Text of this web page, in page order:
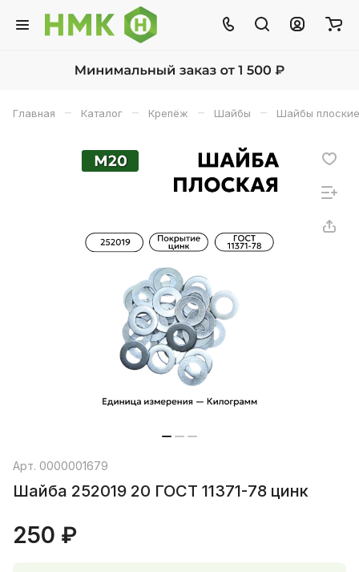
Главная – Каталог – Крепёж – Шайбы – Шайбы
Арт. 0000001679
Шайба 252019 20 ГОСТ 11371-78 цинк
250 ₽